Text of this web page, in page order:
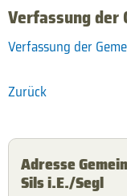
Verfassung der
Verfassung der
Zurück
Adresse
Sils i.E./Segl